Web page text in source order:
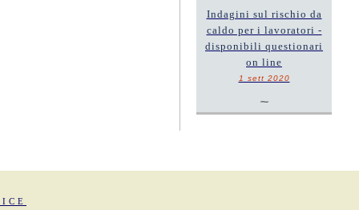
Indagini sul rischio da
caldo per i lavoratori -
disponibili questionari
on line
1 sett 2020
~